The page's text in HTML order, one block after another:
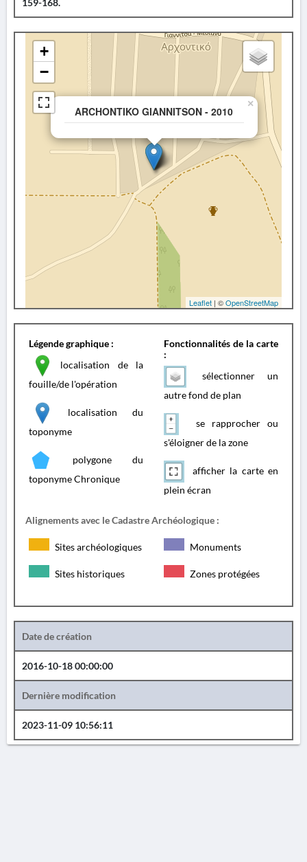
159-168.
ARCHONTIKO GIANNITSON - 2010
×
+
−
Leaflet | ©OpenStreetMap
Légende graphique :
localisation de la
fouille/de l'opération
localisation du
toponyme
polygone du
toponyme Chronique
Fonctionnalités de la carte
:
sélectionner un
autre fond de plan
se rapprocher ou
s'éloigner de la zone
afficher la carte en
plein écran
Alignements avec le Cadastre Archéologique :
Sites archéologiques Monuments
Sites historiques Zones protégées
Date de création
2016-10-18 00:00:00
Dernière modification
2023-11-09 10:56:11